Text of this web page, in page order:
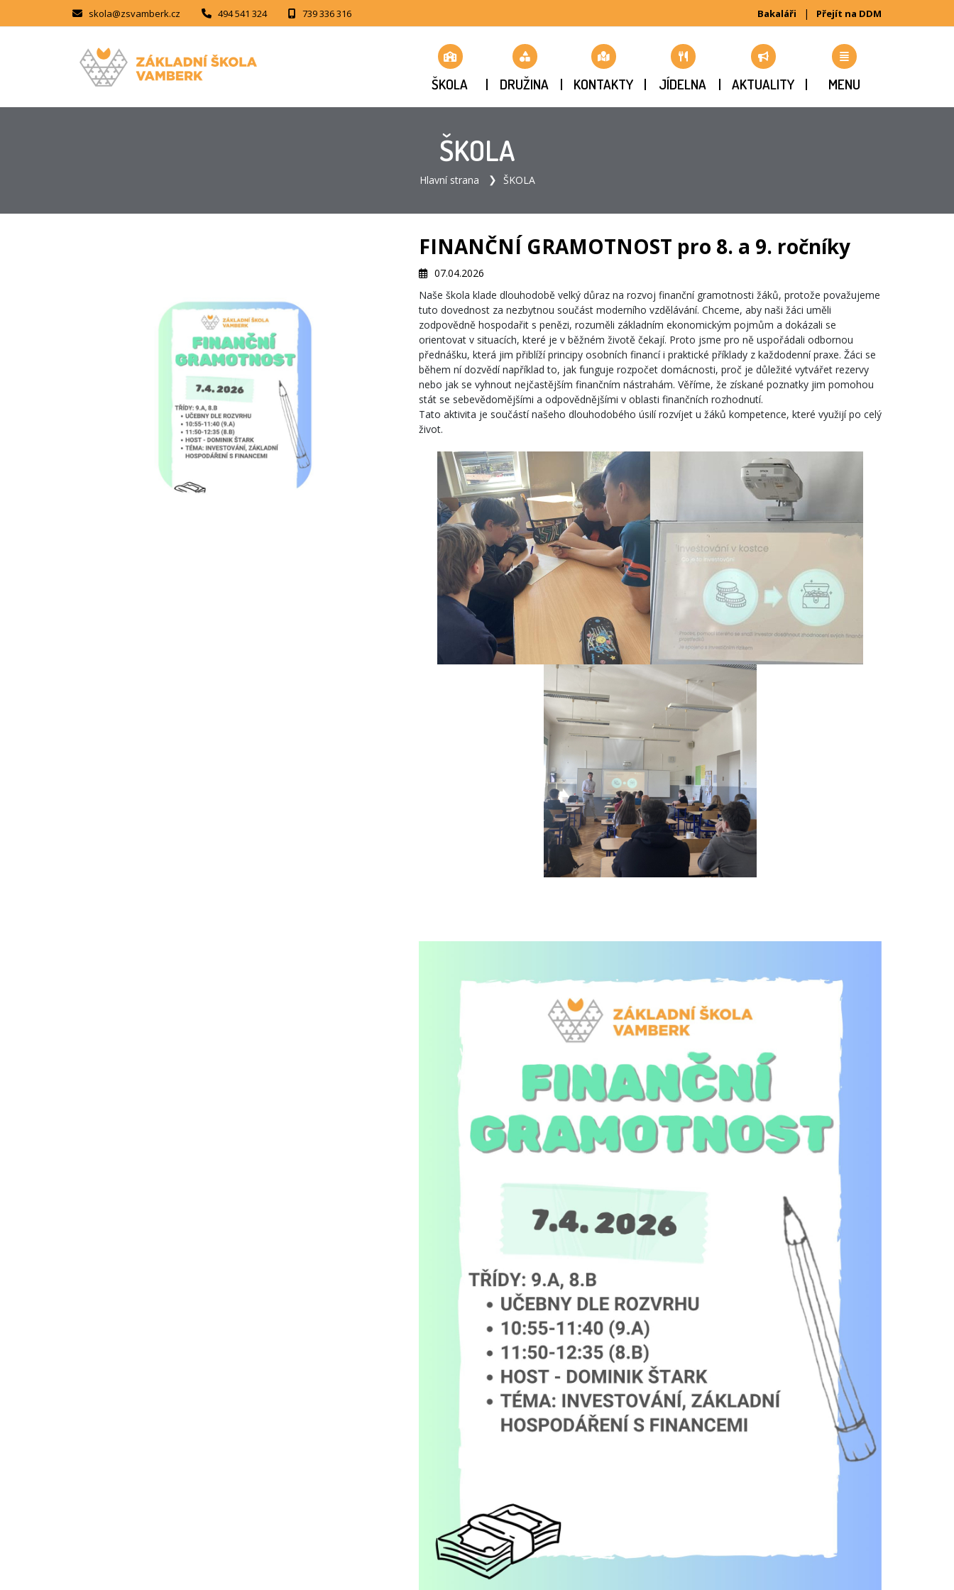
skola@zsvamberk.cz 494 541 324 739 336 316 Bakaláři | Přejít na DDM
ŠKOLA DRUŽINA KONTAKTY JÍDELNA AKTUALITY MENU
ŠKOLA
Hlavní strana ŠKOLA
FINANČNÍ GRAMOTNOST pro 8. a 9. ročníky
07.04.2026
Naše škola klade dlouhodobě velký důraz na rozvoj finanční gramotnosti žáků, protože považujeme
tuto dovednost za nezbytnou součást moderního vzdělávání. Chceme, aby naši žáci uměli
zodpovědně hospodařit s penězi, rozuměli základním ekonomickým pojmům a dokázali se
orientovat v situacích, které je v běžném životě čekají. Proto jsme pro ně uspořádali odbornou
přednášku, která jim přiblíží principy osobních financí i praktické příklady z každodenní praxe. Žáci se
během ní dozvědí například to, jak funguje rozpočet domácnosti, proč je důležité vytvářet rezervy
nebo jak se vyhnout nejčastějším finančním nástrahám. Věříme, že získané poznatky jim pomohou
stát se sebevědomějšími a odpovědnějšími v oblasti finančních rozhodnutí.
Tato aktivita je součástí našeho dlouhodobého úsilí rozvíjet u žáků kompetence, které využijí po celý
život.